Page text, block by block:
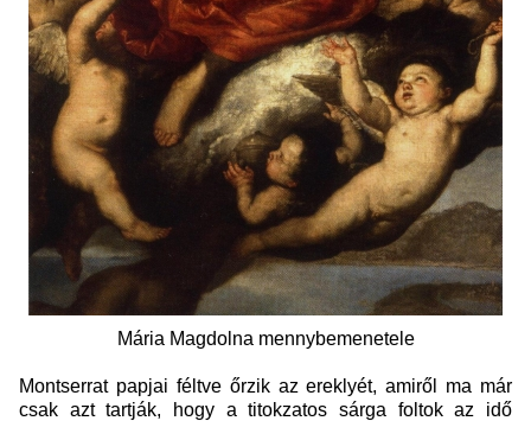
Mária Magdolna mennybemenetele
Montserrat papjai féltve őrzik az ereklyét, amiről ma már
csak azt tartják, hogy a titokzatos sárga foltok az idő